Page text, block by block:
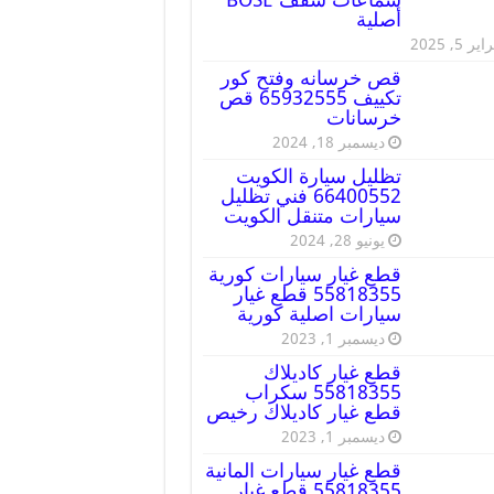
أصلية
5, 2025
قص خرسانه وفتح كور
تكييف 65932555 قص
خرسانات
ديسمبر 18, 2024
تظليل سيارة الكويت
66400552 فني تظليل
سيارات متنقل الكويت
يونيو 28, 2024
قطع غيار سيارات كورية
55818355 قطع غيار
سيارات اصلية كورية
ديسمبر 1, 2023
قطع غيار كاديلاك
55818355 سكراب
قطع غيار كاديلاك رخيص
ديسمبر 1, 2023
قطع غيار سيارات المانية